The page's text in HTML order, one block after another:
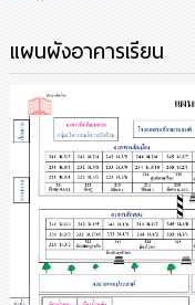
แผนผังอาคารเรียน